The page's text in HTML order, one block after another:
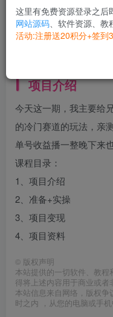
love
相爱的
项目介绍
今天这一期，我主要给
的冷门赛道的玩法，亲
单号收益播一整晚下来
课程目录：
1、项目介绍
2、准备+实操
3、项目变现
4、项目资料
© 版权声明
本站提供的一切软件、教
得将上述内容用于商业或者
本站信息来自网络，版权
时之内 ，从您的电脑或手机
这里有免费资源登录之后
网站源码、软件资源、教
活动:注册送20积分+签到